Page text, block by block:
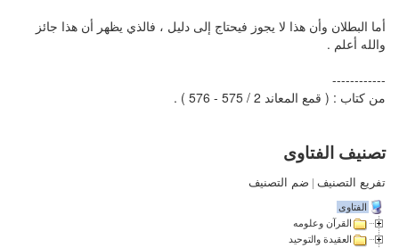
أما البطلان وأن هذا لا يجوز فيحتاج إلى دليل ، فالذي يظهر أن هذا جائز
والله أعلم .
------------
من كتاب : ( قمع المعاند 2 / 575 - 576 ) .
تصنيف الفتاوى
تفريع التصنيف | ضم التصنيف
الفتاوى
القرآن وعلومه
العقيدة والتوحيد